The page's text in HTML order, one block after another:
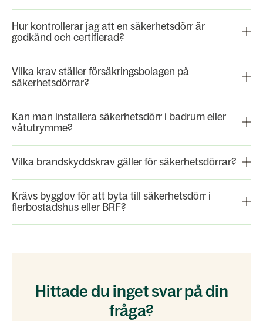
Hur kontrollerar jag att en säkerhetsdörr är
godkänd och certifierad?
Vilka krav ställer försäkringsbolagen på
säkerhetsdörrar?
Kan man installera säkerhetsdörr i badrum eller
våtutrymme?
Vilka brandskyddskrav gäller för säkerhetsdörrar?
Krävs bygglov för att byta till säkerhetsdörr i
flerbostadshus eller BRF?
Hittade du inget svar på din
fråga?